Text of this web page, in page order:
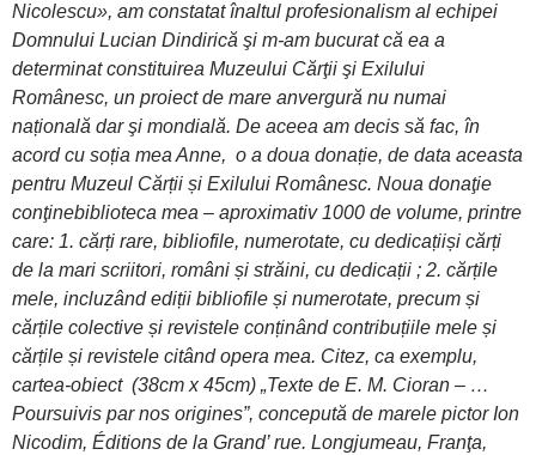
Nicolescu», am constatat înaltul profesionalism al echipei
Domnului Lucian Dindirică şi m-am bucurat că ea a
determinat constituirea Muzeului Cărţii şi Exilului
Românesc, un proiect de mare anvergură nu numai
națională dar şi mondială. De aceea am decis să fac, în
acord cu soția mea Anne, o a doua donație, de data aceasta
pentru Muzeul Cărții și Exilului Românesc. Noua donaţie
conţinebiblioteca mea – aproximativ 1000 de volume, printre
care: 1. cărți rare, bibliofile, numerotate, cu dedicațiiși cărți
de la mari scriitori, români și străini, cu dedicații ; 2. cărțile
mele, incluzând ediții bibliofile și numerotate, precum și
cărțile colective și revistele conținând contribuțiile mele și
cărțile și revistele citând opera mea. Citez, ca exemplu,
cartea-obiect (38cm x 45cm) „Texte de E. M. Cioran – …
Poursuivis par nos origines”, concepută de marele pictor Ion
Nicodim, Éditions de la Grand’ rue. Longjumeau, Franţa,